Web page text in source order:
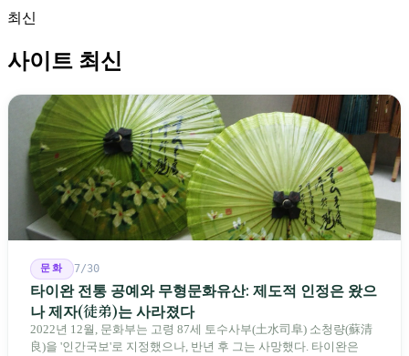
최신
사이트 최신
문화 7/30
타이완 전통 공예와 무형문화유산: 제도적 인정은 왔으
나 제자(徒弟)는 사라졌다
2022년 12월, 문화부는 고령 87세 토수사부(土水司阜) 소청량(蘇清
良)을 '인간국보'로 지정했으나, 반년 후 그는 사망했다. 타이완은